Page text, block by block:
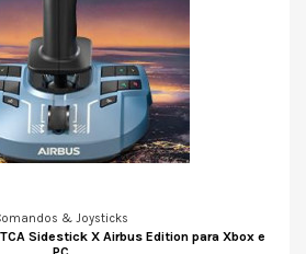
& Joysticks
Sidestick X Airbus Edition para Xbox e